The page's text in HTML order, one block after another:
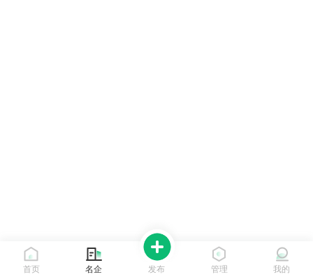
首页 名企 发布 管理 我的